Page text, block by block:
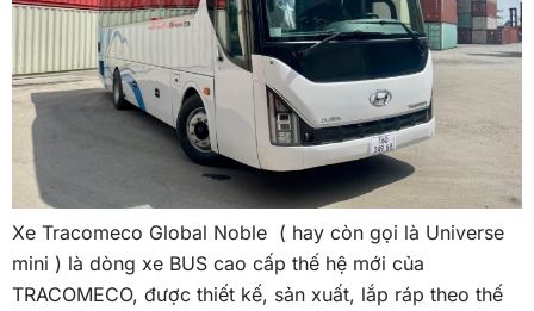
Xe Tracomeco Global Noble ( hay còn gọi là Universe
mini ) là dòng xe BUS cao cấp thế hệ mới của
TRACOMECO, được thiết kế, sản xuất, lắp ráp theo thế